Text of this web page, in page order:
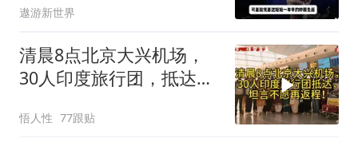
遨游新世界
清晨8点北京大兴机场，
30人印度旅行团，抵达，
悟人性 77跟贴